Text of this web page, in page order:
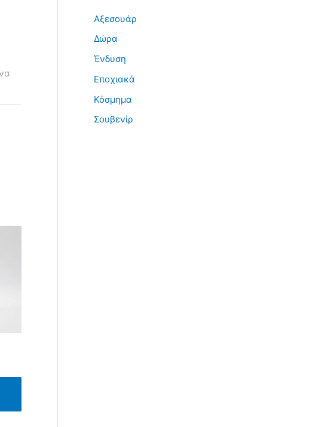
Αξεσουάρ
Δώρα
Ένδυση
Εποχιακά
Κόσμημα
Σουβενίρ